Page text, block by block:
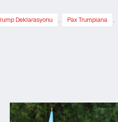
Deklarasyonu , Pax Trumpiana ,